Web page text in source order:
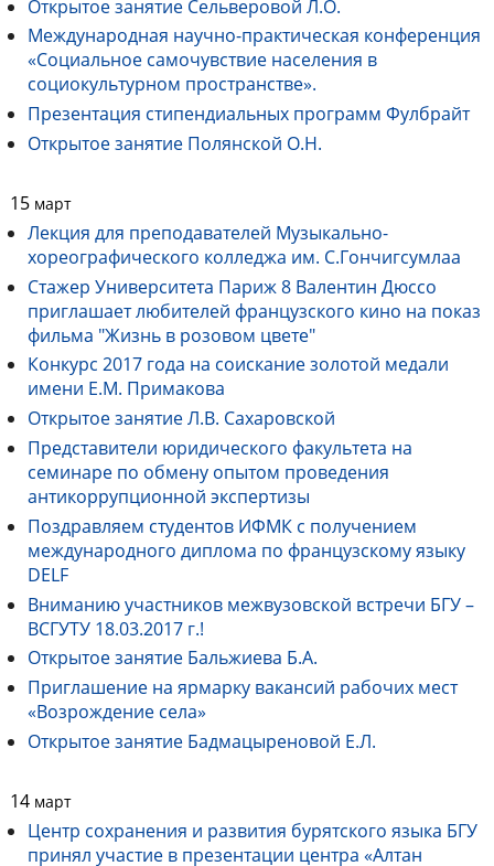
Открытое занятие Сельверовой Л.О.
Международная научно-практическая конференция
«Социальное самочувствие населения в
социокультурном пространстве».
Презентация стипендиальных программ Фулбрайт
Открытое занятие Полянской О.Н.
15 март
Лекция для преподавателей Музыкально-
хореографического колледжа им. С.Гончигсумлаа
Стажер Университета Париж 8 Валентин Дюссо
приглашает любителей французского кино на показ
фильма "Жизнь в розовом цвете"
Конкурс 2017 года на соискание золотой медали
имени Е.М. Примакова
Открытое занятие Л.В. Сахаровской
Представители юридического факультета на
семинаре по обмену опытом проведения
антикоррупционной экспертизы
Поздравляем студентов ИФМК с получением
международного диплома по французскому языку
DELF
Вниманию участников межвузовской встречи БГУ –
ВСГУТУ 18.03.2017 г.!
Открытое занятие Бальжиева Б.А.
Приглашение на ярмарку вакансий рабочих мест
«Возрождение села»
Открытое занятие Бадмацыреновой Е.Л.
14 март
Центр сохранения и развития бурятского языка БГУ
принял участие в презентации центра «Алтан